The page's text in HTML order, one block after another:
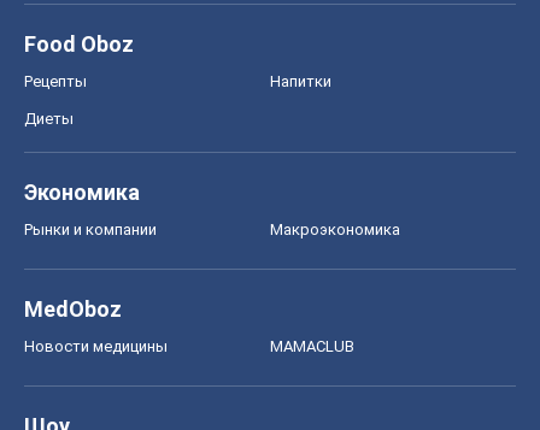
Food Oboz
Рецепты Напитки
Диеты
Экономика
Рынки и компании Mакроэкономика
MedOboz
Новости медицины MAMACLUB